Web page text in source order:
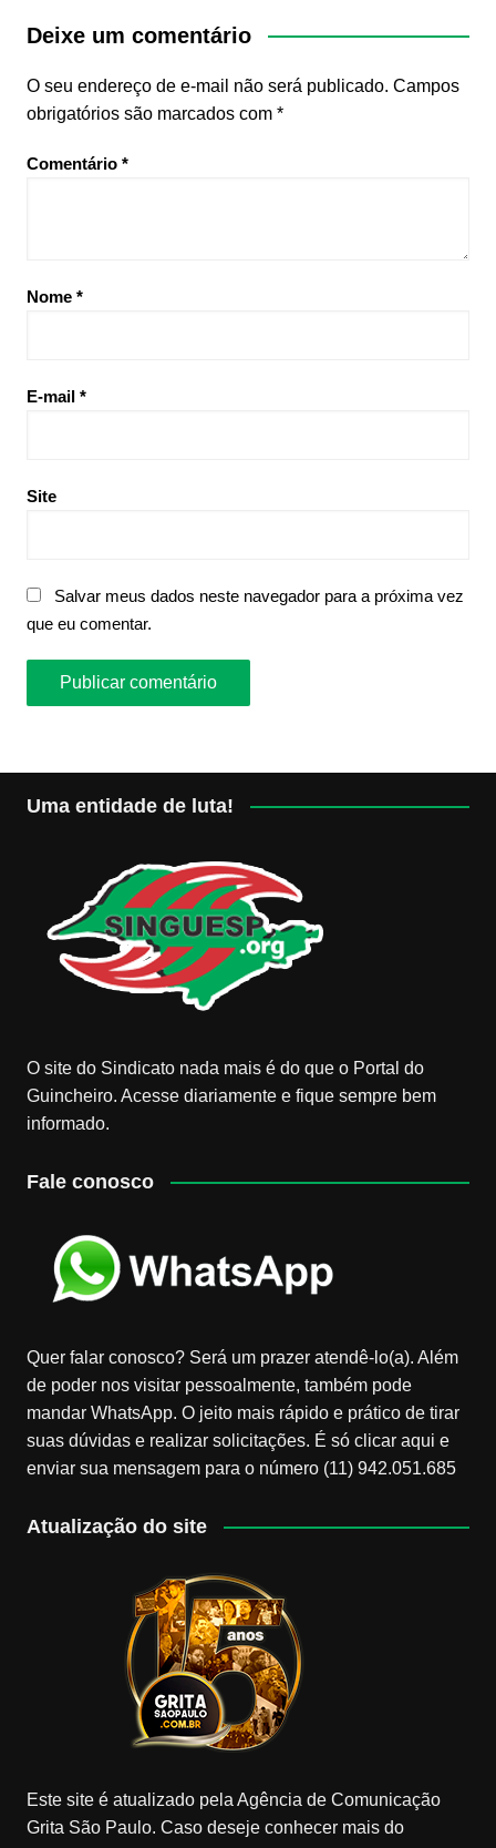
Deixe um comentário
O seu endereço de e-mail não será publicado. Campos
obrigatórios são marcados com *
Comentário *
Nome *
E-mail *
Site
Salvar meus dados neste navegador para a próxima vez
que eu comentar.
Uma entidade de luta!
O site do Sindicato nada mais é do que o Portal do
Guincheiro. Acesse diariamente e fique sempre bem
informado.
Fale conosco
Quer falar conosco? Será um prazer atendê-lo(a). Além
de poder nos visitar pessoalmente, também pode
mandar WhatsApp. O jeito mais rápido e prático de tirar
suas dúvidas e realizar solicitações. É só clicar aqui e
enviar sua mensagem para o número (11) 942.051.685
Atualização do site
Este site é atualizado pela Agência de Comunicação
Grita São Paulo. Caso deseje conhecer mais do